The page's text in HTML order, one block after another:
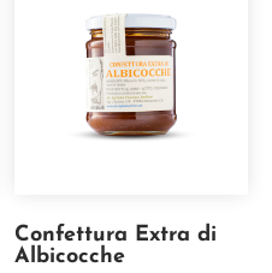
Confettura Extra di
Albicocche